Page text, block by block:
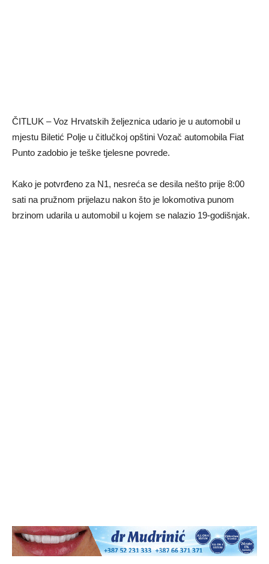
ČITLUK – Voz Hrvatskih željeznica udario je u automobil u
mjestu Biletić Polje u čitlučkoj opštini Vozač automobila Fiat
Punto zadobio je teške tjelesne povrede.
Kako je potvrđeno za N1, nesreća se desila nešto prije 8:00
sati na pružnom prijelazu nakon što je lokomotiva punom
brzinom udarila u automobil u kojem se nalazio 19-godišnjak.